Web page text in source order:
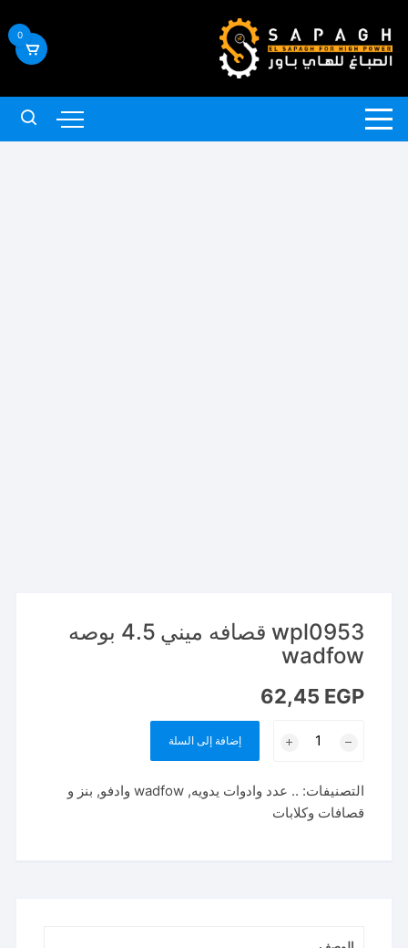
إلى
المحتوى
0
wpl0953 قصافه ميني 4.5 بوصه
wadfow
62,45 EGP
wpl0953
ميني
4.5
إضافة إلى السلة
التصنيفات: .. عدد وادوات يدويه,wadfow وادفو , بنز و
قصافات وكلابات